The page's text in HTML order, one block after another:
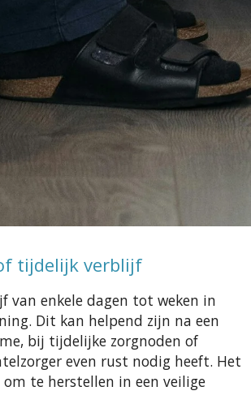
tijdelijk verblijf
van enkele dagen tot weken in
Dit kan helpend zijn na een
bij tijdelijke zorgnoden of
even rust nodig heeft. Het
om te herstellen in een veilige